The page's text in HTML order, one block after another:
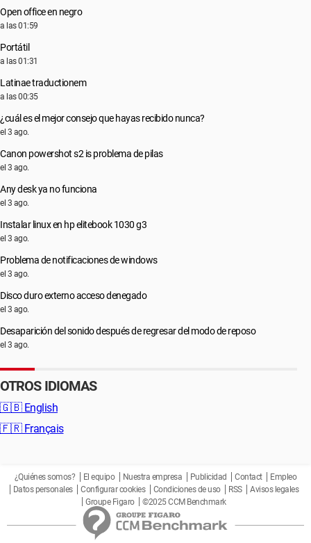
Open office en negro
a las 01:59
Portátil
a las 01:31
Latinae traductionem
a las 00:35
¿cuál es el mejor consejo que hayas recibido nunca?
el 3 ago.
Canon powershot s2 is problema de pilas
el 3 ago.
Any desk ya no funciona
el 3 ago.
Instalar linux en hp elitebook 1030 g3
el 3 ago.
Problema de notificaciones de windows
el 3 ago.
Disco duro externo acceso denegado
el 3 ago.
Desaparición del sonido después de regresar del modo de reposo
el 3 ago.
OTROS IDIOMAS
🇬🇧 English
🇫🇷 Français
¿Quiénes somos? El equipo Nuestra empresa Publicidad Contact
Empleo
Datos personales
Configurar cookies Condiciones de uso RSS
Avisos legales
Groupe Figaro
©2025 CCM Benchmark